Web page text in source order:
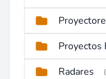
Proyectos
Radares